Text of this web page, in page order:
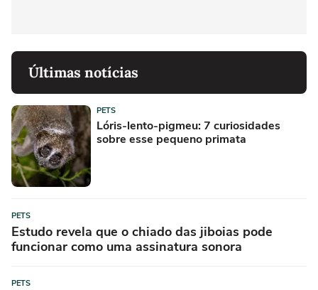
Últimas notícias
PETS
Lóris-lento-pigmeu: 7 curiosidades
sobre esse pequeno primata
PETS
Estudo revela que o chiado das jiboias pode
funcionar como uma assinatura sonora
PETS